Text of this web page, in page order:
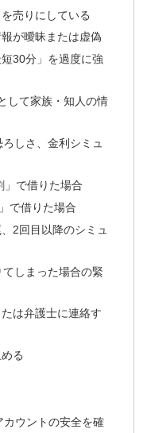
売りにしている
が曖昧または虚偽
30分」を過度に強
して家族・知人の情
しさ、金利シミュ
」で借りた場合
で借りた場合
2回目以降のシミュ
しまった場合の緊
は弁護士に連絡す
る
カウントの安全を確